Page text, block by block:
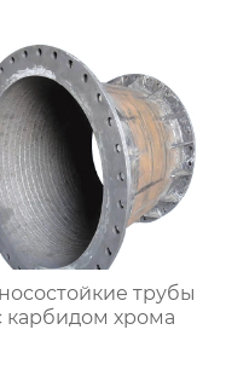
трубы
карбидом хрома